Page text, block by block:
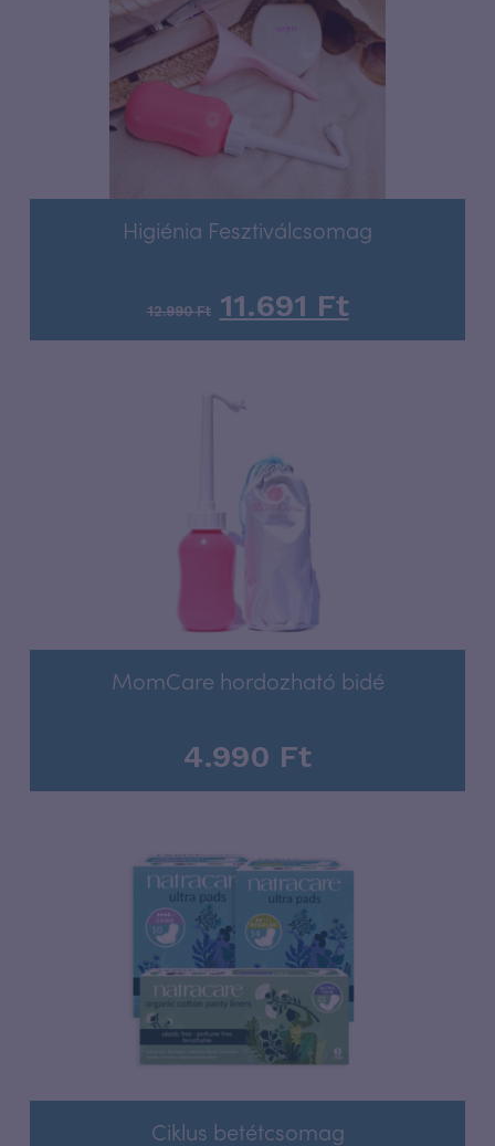
Higiénia Fesztiválcsomag
12.990Ft 11.691 Ft
MomCare hordozható bidé
4.990 Ft
Ciklus betétcsomag